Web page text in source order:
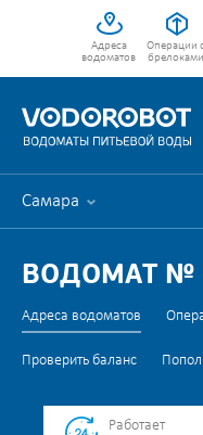
Адреса
водоматов
Операции
брелоками
Самара
ВОДОМАТ №
Адреса водоматов
Проверить баланс
Работает